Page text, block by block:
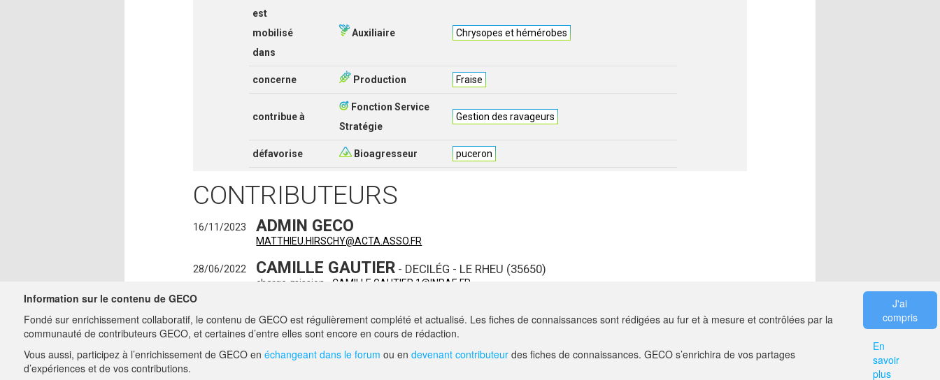
est
mobilisé
dans
Auxiliaire Chrysopes et hémérobes
concerne Production Fraise
contribue à
Fonction Service
Stratégie
Gestion des ravageurs
défavorise Bioagresseur puceron
CONTRIBUTEURS
16/11/2023 ADMIN GECO
MATTHIEU.HIRSCHY@ACTA.ASSO.FR
28/06/2022 CAMILLE GAUTIER - DECILÉG - LE RHEU (35650)
charge-mission - CAMILLE.GAUTIER.1@INRAE.FR
charge-mission -AGATHE.MANSION-VAQUIE@INRAE.FR
A PROPOS DE GECO
Information sur le contenu de GECO
Fondé sur enrichissement collaboratif, le contenu de GECO est régulièrement complété et actualisé. Les fiches de connaissances sont rédigées au fur et à mesure et contrôlées par la
communauté de contributeurs GECO, et certaines d’entre elles sont encore en cours de rédaction.
Vous aussi, participez à l’enrichissement de GECO en échangeant dans le forum ou en devenant contributeur des fiches de connaissances. GECO s’enrichira de vos partages
d’expériences et de vos contributions.
J'ai
compris
En
savoir
plus